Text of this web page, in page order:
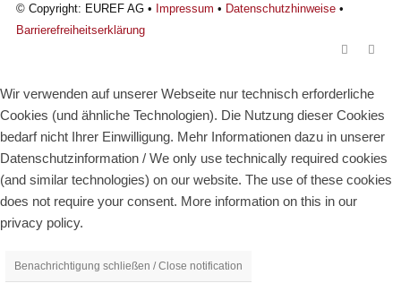
© Copyright: EUREF AG • Impressum • Datenschutzhinweise•
Barrierefreiheitserklärung
Wir verwenden auf unserer Webseite nur technisch erforderliche
Cookies (und ähnliche Technologien). Die Nutzung dieser Cookies
bedarf nicht Ihrer Einwilligung. Mehr Informationen dazu in unserer
Datenschutzinformation / We only use technically required cookies
(and similar technologies) on our website. The use of these cookies
does not require your consent. More information on this in our
privacy policy.
Benachrichtigung schließen / Close notification